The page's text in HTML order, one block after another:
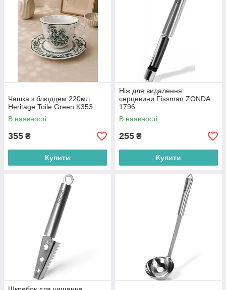
Чашка з блюдцем 220мл
Heritage Toile Green K353
В наявності
355 ₴
Купити
Ніж для видалення
серцевини Fissman ZONDA
1796
В наявності
255 ₴
Купити